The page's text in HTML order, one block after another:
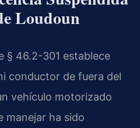
Loudoun
§ 46.2-301 establece
conductor de fuera del
vehículo motorizado
manejar ha sido